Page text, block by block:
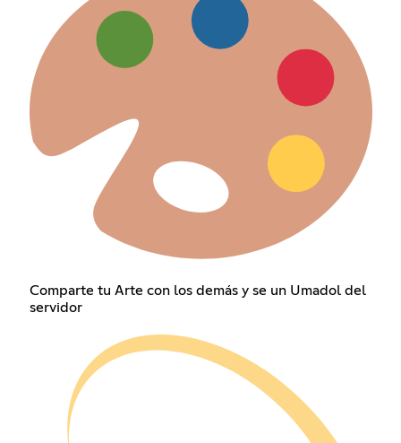
Comparte tu Arte con los demás y se un Umadol del
servidor